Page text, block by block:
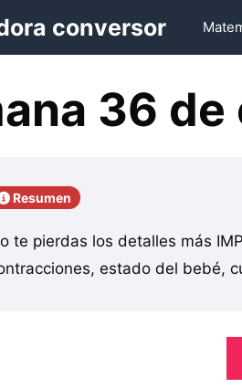
conversor
36
Resumen
te pierdas los detalles más
estado del bebé,